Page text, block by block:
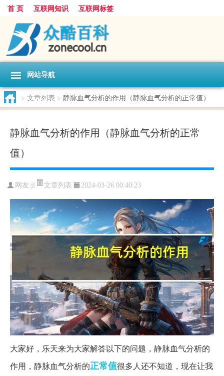
首 页 互联网知识 互联网标签
网站导航
> 文章列表 > 静脉血气分析的作用（静脉血气分析的正常值）
静脉血气分析的作用（静脉血气分析的正常
值）
网友:jl 文章列表 2024-03-26 00:40:23
大家好，乐天来为大家解答以下的问题，静脉血气分析的
作用，静脉血气分析的正常值很多人还不知道，现在让我